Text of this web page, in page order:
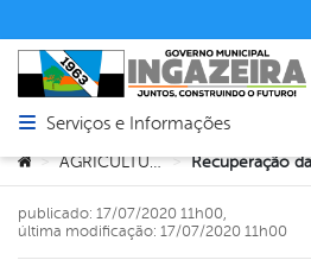
Abrir menu principal de navegação
Serviços e Informações
Você está aqui:
> AGRICULTURA >
publicado: 17/07/2020 11h00,
última modificação: 17/07/2020 11h00